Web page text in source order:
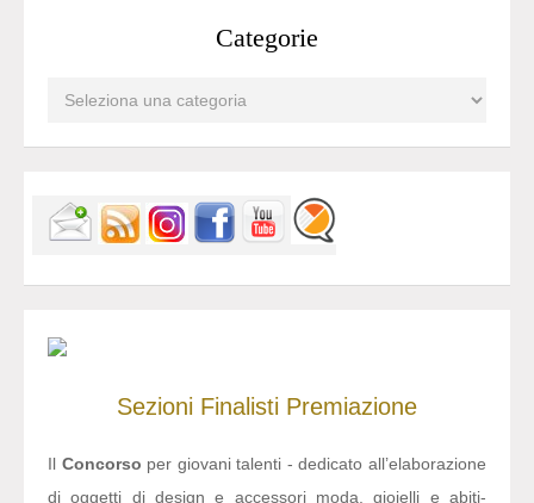
Categorie
Sezioni Finalisti Premiazione
Il Concorso per giovani talenti - dedicato all’elaborazione
di oggetti di design e accessori moda, gioielli e abiti-